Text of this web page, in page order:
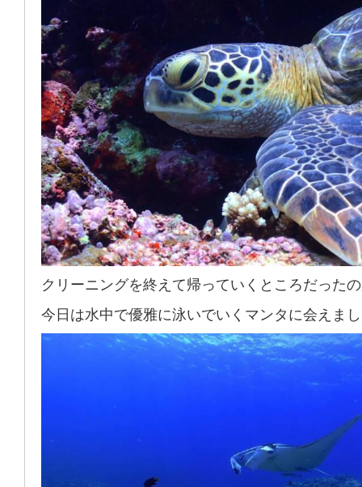
クリーニングを終えて帰っていくところだった
今日は水中で優雅に泳いでいくマンタに会えま